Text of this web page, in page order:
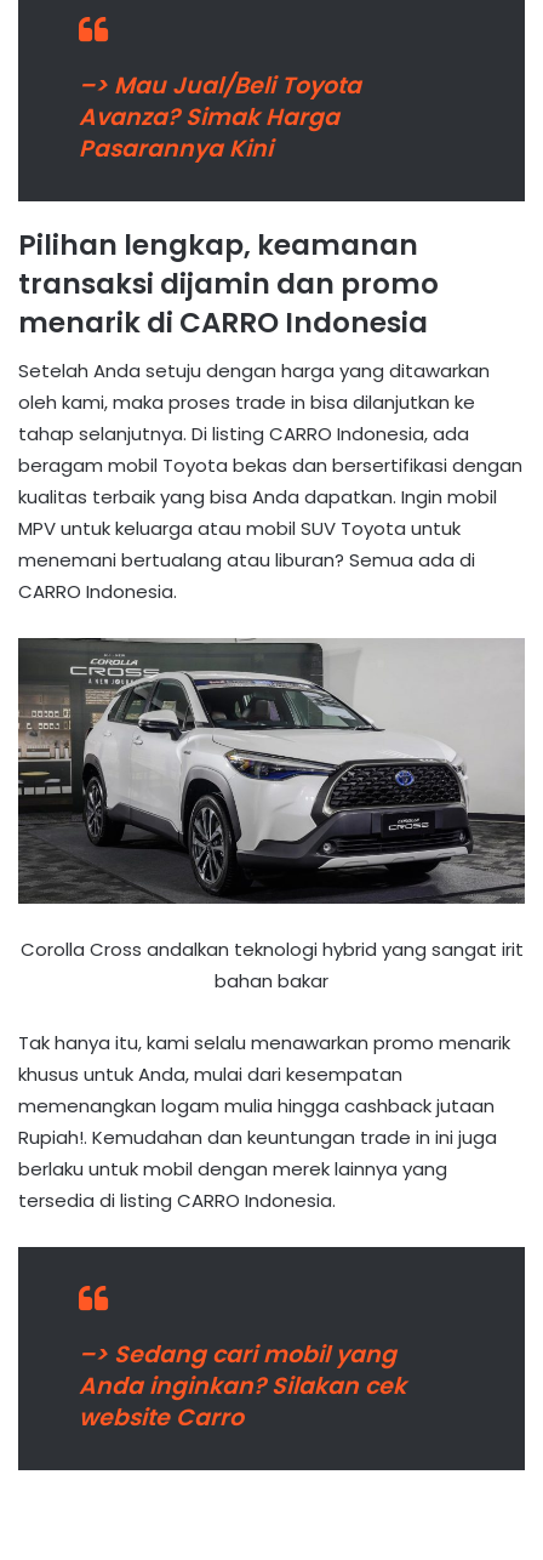
–> Mau Jual/Beli Toyota
Avanza? Simak Harga
Pasarannya Kini
Pilihan lengkap, keamanan
transaksi dijamin dan promo
menarik di CARRO Indonesia
Setelah Anda setuju dengan harga yang ditawarkan
oleh kami, maka proses trade in bisa dilanjutkan ke
tahap selanjutnya. Di listing CARRO Indonesia, ada
beragam mobil Toyota bekas dan bersertifikasi dengan
kualitas terbaik yang bisa Anda dapatkan. Ingin mobil
MPV untuk keluarga atau mobil SUV Toyota untuk
menemani bertualang atau liburan? Semua ada di
CARRO Indonesia.
Corolla Cross andalkan teknologi hybrid yang sangat irit
bahan bakar
Tak hanya itu, kami selalu menawarkan promo menarik
khusus untuk Anda, mulai dari kesempatan
memenangkan logam mulia hingga cashback jutaan
Rupiah!. Kemudahan dan keuntungan trade in ini juga
berlaku untuk mobil dengan merek lainnya yang
tersedia di listing CARRO Indonesia.
–> Sedang cari mobil yang
Anda inginkan? Silakan cek
website Carro